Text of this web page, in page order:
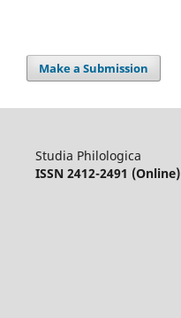
Make a Submission
Studia Philologica
ISSN 2412-2491 (Online)